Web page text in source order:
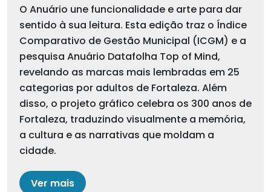
O Anuário une funcionalidade e arte para dar
sentido à sua leitura. Esta edição traz o Índice
Comparativo de Gestão Municipal (ICGM) e a
pesquisa Anuário Datafolha Top of Mind,
revelando as marcas mais lembradas em 25
categorias por adultos de Fortaleza. Além
disso, o projeto gráfico celebra os 300 anos de
Fortaleza, traduzindo visualmente a memória,
a cultura e as narrativas que moldam a
cidade.
Ver mais